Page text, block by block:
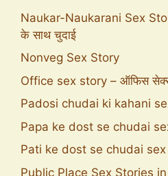
Naukar-Naukarani Sex
के साथ चुदाई
Nonveg Sex Story
Office sex story – ऑफिस सेक्स
Padosi chudai ki kahani
Papa ke dost se chudai
Pati ke dost se chudai
Public Place Sex Stories